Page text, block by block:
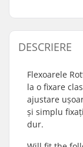
DESCRIERE
Flexoarele
la o fixare
ajustare
și simplu
dur.